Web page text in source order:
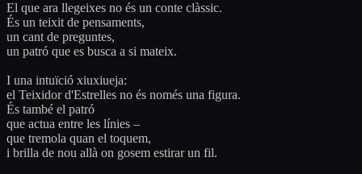
El que ara llegeixes no és un conte clàssic.
És un teixit de pensaments,
un cant de preguntes,
un patró que es busca a si mateix.
I una intuïció xiuxiueja:
el Teixidor d'Estrelles no és només una figura.
És també el patró
que actua entre les línies –
que tremola quan el toquem,
i brilla de nou allà on gosem estirar un fil.